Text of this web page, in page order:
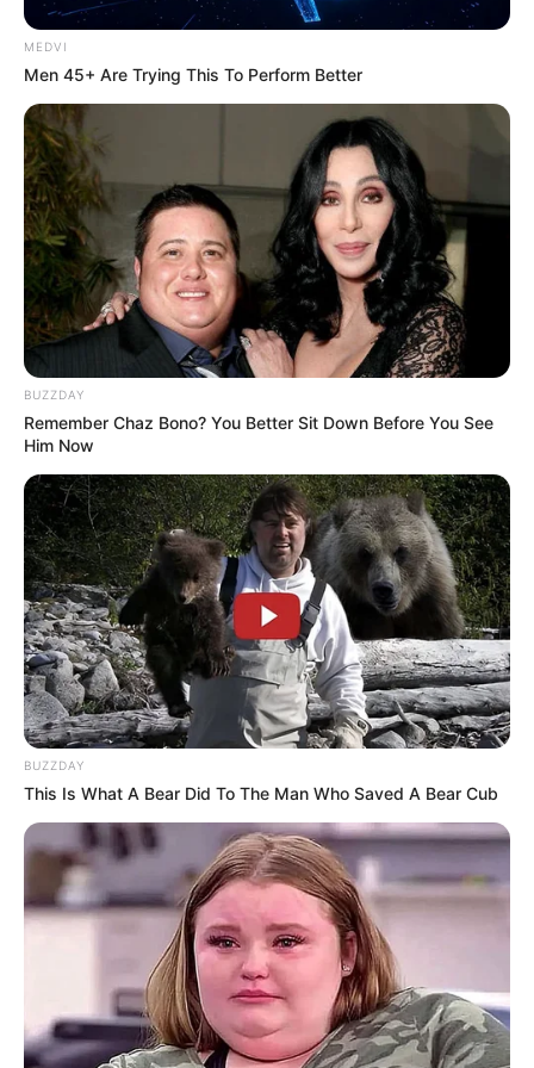
Περισσότερα νέα από την Εύβοια
Τραγωδία στη Χαλκίδα: Βρήκαν έναν άντρα
νεκρό
Πότε θα έρθει το ρεύμα στη Χαλκίδα;
Άντρας άφησε την τελευταία του πνοή σε
παραλία κοντά στη Χαλκίδα
Ακολουθήστε το evianews.com στοGoogle
News
ΤΑ ΠΙΟ ΔΗΜΟΦΙΛΗ
MEDVI
Men 45+ Are Trying This To Perform Better
BUZZDAY
Remember Chaz Bono? You Better Sit Down Before You See
Him Now
BUZZDAY
This Is What A Bear Did To The Man Who Saved A Bear Cub